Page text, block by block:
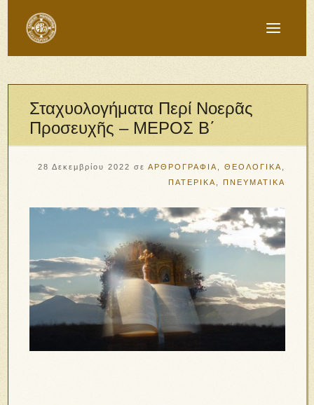
Σταχυολογήματα Περί Νοερᾶς
Προσευχῆς – ΜΕΡΟΣ Β΄
28 Δεκεμβρίου 2022 σε ΑΡΘΡΟΓΡΑΦΙΑ ΘΕΟΛΟΓΙΚΑ
ΠΑΤΕΡΙΚΑ
ΠΝΕΥΜΑΤΙΚΑ